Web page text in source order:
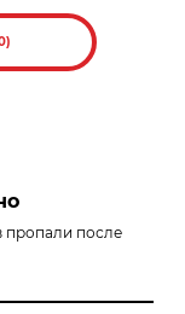
пропали после